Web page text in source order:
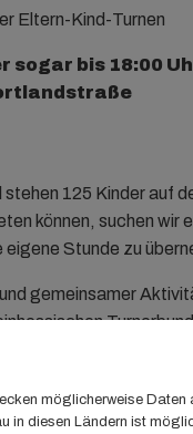
Eltern-Kind-Turnen
sogar bis 18:00
125 Kinder auf
können, suchen
Stunde zu
gemeinsamer
im
möglicherweise Daten
in diesen Ländern ist